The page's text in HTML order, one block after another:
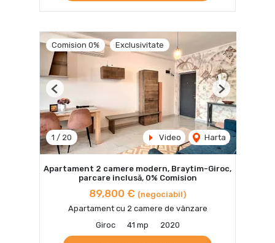
Comision 0% Exclusivitate
1 / 20 Video Harta
Previous Next
Apartament 2 camere modern, Braytim-Giroc,
parcare inclusă, 0% Comision
89,800 € (negociabil)
Apartament cu 2 camere de vânzare
Giroc
41 mp 2020